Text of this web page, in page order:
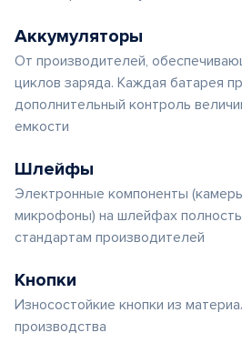
Аккумуляторы
От производителей,
циклов заряда. Каждая батарея
дополнительный контроль
емкости
Шлейфы
Электронные компоненты
микрофоны) на шлейфах
стандартам производителей
Кнопки
Износостойкие кнопки из
производства